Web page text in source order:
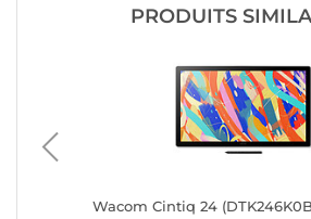
PRODUITS
Wacom Cintiq 24